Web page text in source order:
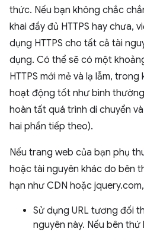
thức. Nếu bạn không chắc
khai đầy đủ HTTPS hay chưa,
dụng HTTPS cho tất cả tài
dụng. Có thể sẽ có một
HTTPS mới mẻ và lạ lẫm,
hoạt động tốt như bình
hoàn tất quá trình di chuyển
hai phần tiếp theo).
Nếu trang web của bạn phụ
hoặc tài nguyên khác do bên
hạn như CDN hoặc
Sử dụng URL tương đối
nguyên này. Nếu bên